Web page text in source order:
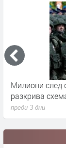
Милиони след
разкрива
преди 3 дни